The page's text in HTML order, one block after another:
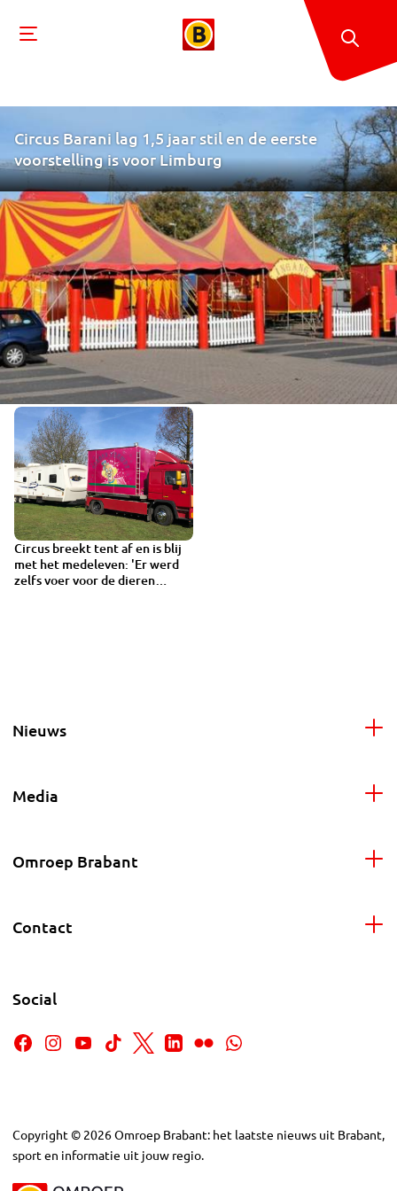
Circus Barani lag 1,5 jaar stil en de eerste
voorstelling is voor Limburg
Circus breekt tent af en is blij
met het medeleven: 'Er werd
zelfs voer voor de dieren
Nieuws
Media
Omroep Brabant
Contact
Social
Copyright © 2026Omroep Brabant: het laatste nieuws uit Brabant,
sport en informatie uit jouw regio.